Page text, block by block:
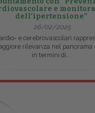
e
dell’ipertensione”
26/02/2025
e cerebrovascolari
rilevanza nel
in termini di...